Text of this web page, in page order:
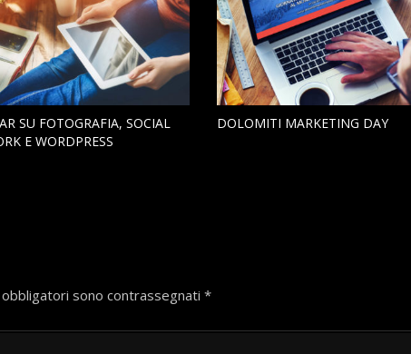
SU FOTOGRAFIA, SOCIAL
E WORDPRESS
DOLOMITI MARKETING DAY
obbligatori sono contrassegnati *